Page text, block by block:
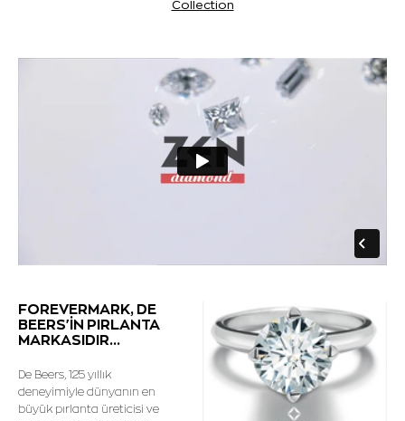
Collection
FOREVERMARK, DE
BEERS'İN PIRLANTA
MARKASIDIR...
De Beers, 125 yıllık
deneyimiyle dünyanın en
büyük pırlanta üreticisi ve